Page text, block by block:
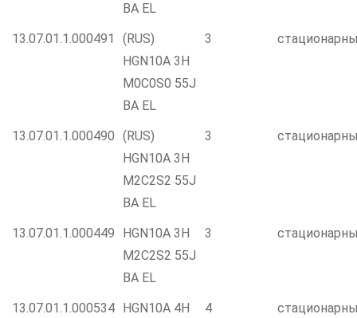
BA EL
13.07.01.1.000491
(RUS)
HGN10A 3H
M0C0S0 55J
BA EL
3
13.07.01.1.000490 (RUS)
HGN10A 3H
M2C2S2 55J
BA EL
3
13.07.01.1.000449
HGN10A 3H
M2C2S2 55J
BA EL
3
13.07.01.1.000534 HGN10A 4H
4